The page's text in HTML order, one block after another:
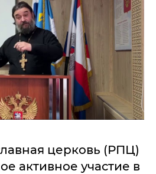
церковь (РПЦ)
активное участие в